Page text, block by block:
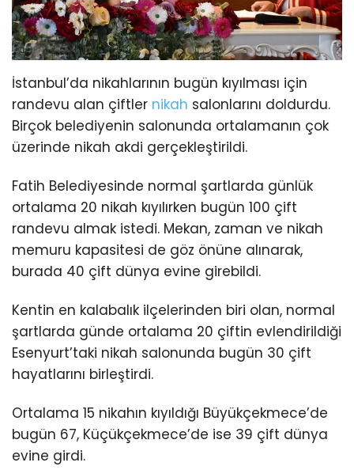
İstanbul’da nikahlarının bugün kıyılması için
randevu alan çiftler nikah salonlarını doldurdu.
Birçok belediyenin salonunda ortalamanın çok
üzerinde nikah akdi gerçekleştirildi.
Fatih Belediyesinde normal şartlarda günlük
ortalama 20 nikah kıyılırken bugün 100 çift
randevu almak istedi. Mekan, zaman ve nikah
memuru kapasitesi de göz önüne alınarak,
burada 40 çift dünya evine girebildi.
Kentin en kalabalık ilçelerinden biri olan, normal
şartlarda günde ortalama 20 çiftin evlendirildiği
Esenyurt’taki nikah salonunda bugün 30 çift
hayatlarını birleştirdi.
Ortalama 15 nikahın kıyıldığı Büyükçekmece’de
bugün 67, Küçükçekmece’de ise 39 çift dünya
evine girdi.